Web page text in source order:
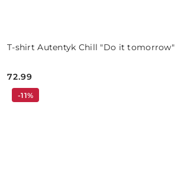
T-shirt Autentyk Chill "Do it tomorrow"
Cena:
72.99
-11%